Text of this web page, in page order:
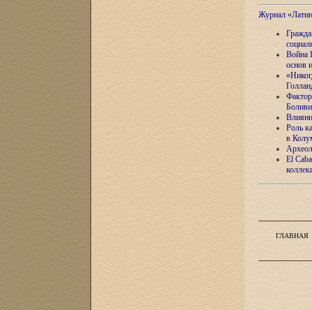
Журнал
Война
основ
Роль
в
El
ГЛАВНАЯ